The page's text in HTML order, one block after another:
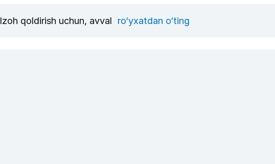
Izoh qoldirish uchun, avval ro‘yxatdan o‘ting